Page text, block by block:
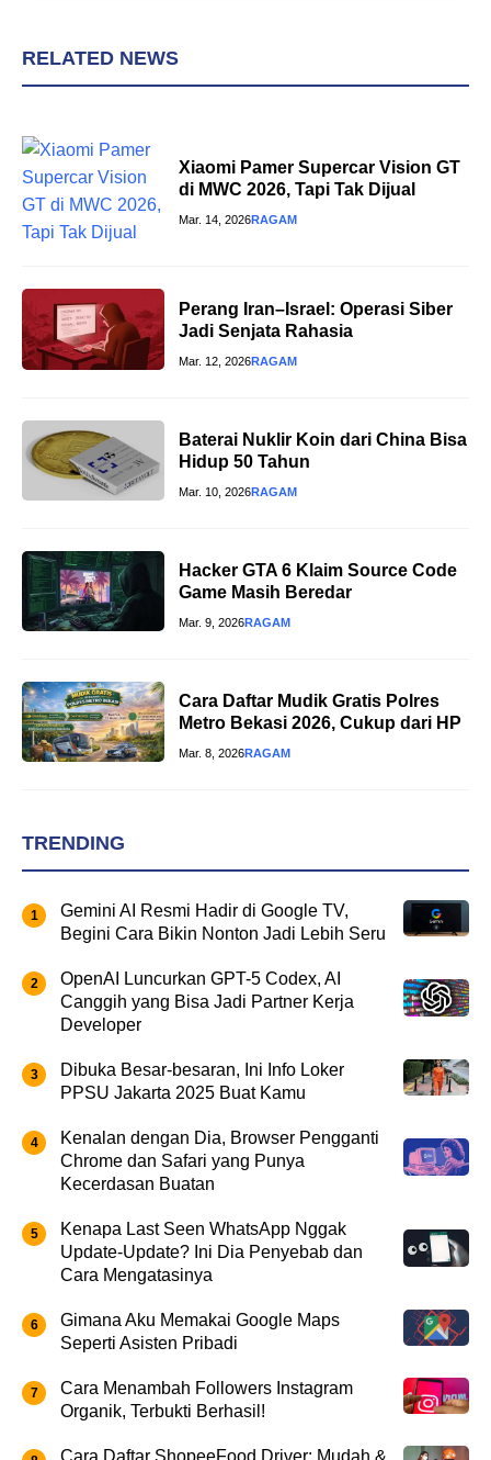
RELATED NEWS
Xiaomi Pamer Supercar Vision GT
di MWC 2026, Tapi Tak Dijual
Mar. 14, 2026RAGAM
Perang Iran–Israel: Operasi Siber
Jadi Senjata Rahasia
Mar. 12, 2026RAGAM
Baterai Nuklir Koin dari China Bisa
Hidup 50 Tahun
Mar. 10, 2026RAGAM
Hacker GTA 6 Klaim Source Code
Game Masih Beredar
Mar. 9, 2026RAGAM
Cara Daftar Mudik Gratis Polres
Metro Bekasi 2026, Cukup dari HP
Mar. 8, 2026RAGAM
TRENDING
Gemini AI Resmi Hadir di Google TV,
Begini Cara Bikin Nonton Jadi Lebih Seru
OpenAI Luncurkan GPT-5 Codex, AI
Canggih yang Bisa Jadi Partner Kerja
Developer
Dibuka Besar-besaran, Ini Info Loker
PPSU Jakarta 2025 Buat Kamu
Kenalan dengan Dia, Browser Pengganti
Chrome dan Safari yang Punya
Kecerdasan Buatan
Kenapa Last Seen WhatsApp Nggak
Update-Update? Ini Dia Penyebab dan
Cara Mengatasinya
Gimana Aku Memakai Google Maps
Seperti Asisten Pribadi
Cara Menambah Followers Instagram
Organik, Terbukti Berhasil!
Cara Daftar ShopeeFood Driver: Mudah &